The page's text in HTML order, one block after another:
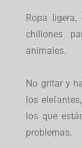
Ropa
chillones
animales.
No gritar y
los
los que
problemas.